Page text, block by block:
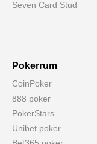
Seven Card Stud
Pokerrum
CoinPoker
888 poker
PokerStars
Unibet poker